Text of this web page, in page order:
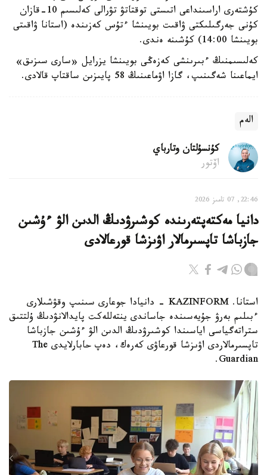
كۇشتەرى اراسىنداعى اتىستى توقتاتۋ تۋرالى كەلىسىم 10-قازان
كۇنى جەرگىلىكتى ۋاقىت بويىنشا ءتۇس كەزىندە (استانا ۋاقىتى
بويىنشا 14:00) كۇشىنە ەندى.
كەلىسىمنىڭ ءبىرىنشى كەزەڭى بويىنشا يزرايل «سارى سىزىق»
ايماعىنا شەگىنىپ، گازا اۋماعىنىڭ 58 پايىزىن ساقتاپ قالادى.
الەم
كۇنسۇلتان وتارباي
اۆتور
22:46, 07 تامىز 2026
دانيا مەكتەپتەرىندە كوشىرۋدىڭ الدىن الۋ ءۇشىن
جازباشا تاپسىرمالار اۋىزشا قورعالادى
استانا. KAZINFORM - دانيادا جوعارى سىنىپ وقۋشىلارى
ءبىلىم بەرۋ جۇيەسىندە جاساندى ينتەللەكت پايدالانۋدىڭ ۇلتتىق
ستراتەگياسى اياسىندا كوشىرۋدىڭ الدىن الۋ ءۇشىن جازباشا
تاپسىرمالاردى اۋىزشا قورعاۋى كەرەك، دەپ حابارلايدى The
Guardian.